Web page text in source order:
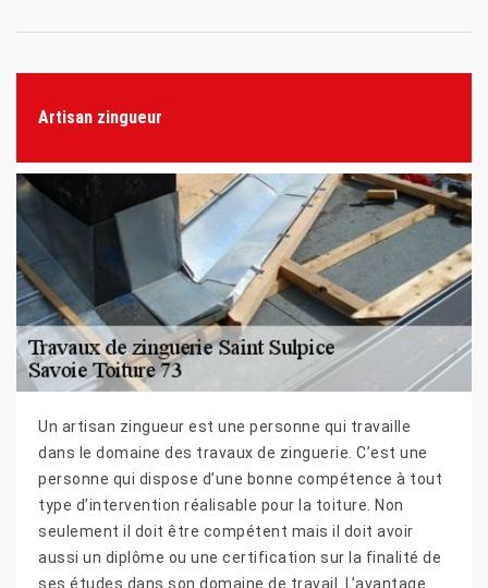
Artisan zingueur
Un artisan zingueur est une personne qui travaille
dans le domaine des travaux de zinguerie. C’est une
personne qui dispose d’une bonne compétence à tout
type d’intervention réalisable pour la toiture. Non
seulement il doit être compétent mais il doit avoir
aussi un diplôme ou une certification sur la finalité de
ses études dans son domaine de travail. L’avantage